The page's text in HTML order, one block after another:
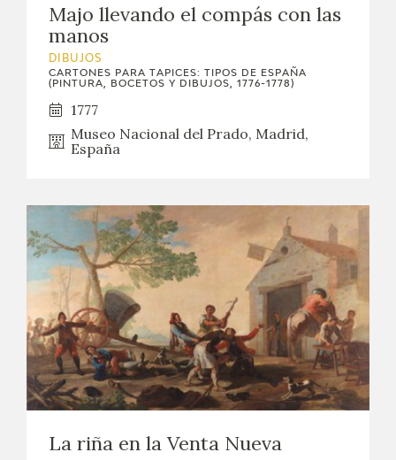
Majo llevando el compás con las
manos
DIBUJOS
CARTONES PARA TAPICES: TIPOS DE ESPAÑA
(PINTURA, BOCETOS Y DIBUJOS, 1776-1778)
1777
Museo Nacional del Prado, Madrid,
España
La riña en la Venta Nueva